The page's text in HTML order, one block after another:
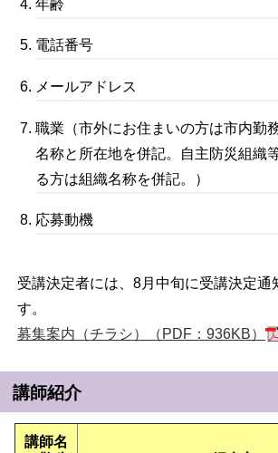
年齢
電話番号
メールアドレス
職業（市外にお住まいの方は市内勤
名称と所在地を併記。自主防災組織
る方は組織名称を併記。）
応募動機
受講決定者には、8月中旬に受講決定通
す。
募集案内（チラシ）（PDF：936KB）
講師紹介
講師名